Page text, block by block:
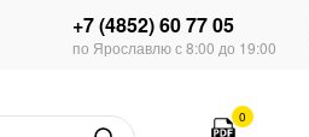
+7 (4852) 60 77 05
по Ярославлю с 8:00 до 19:00
0